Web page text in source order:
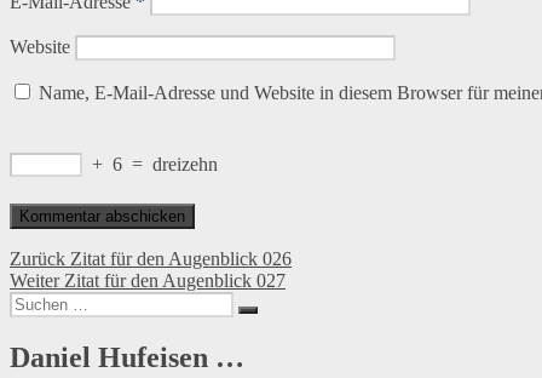
Website
Name, E-Mail-Adresse und Website in diesem Browser für
+ 6 = dreizehn
Beitragsnavigation
Zurück Vorheriger
Beitrag:
Zitat für den Augenblick 026
Weiter Nächster
Beitrag:
Zitat für den Augenblick 027
Suchen
nach:
Suchen
Daniel Hufeisen …